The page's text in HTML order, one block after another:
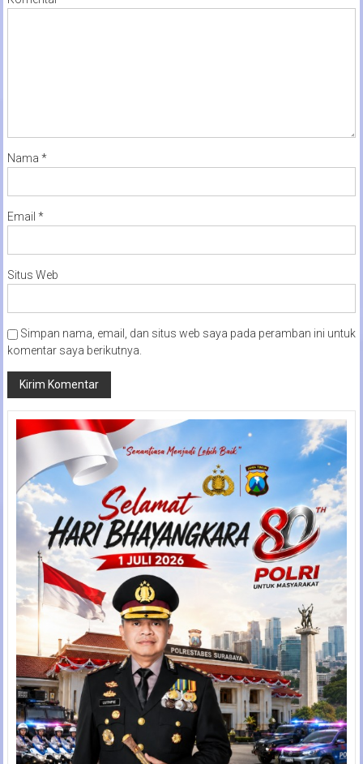
Nama *
Email *
Situs Web
Simpan nama, email, dan situs web saya pada peramban ini untuk
komentar saya berikutnya.